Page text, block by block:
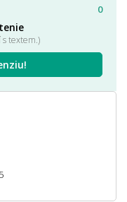
s textem.)
0